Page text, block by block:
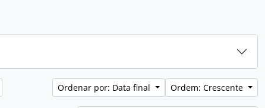
Ordenar por: Data final Ordem: Crescente